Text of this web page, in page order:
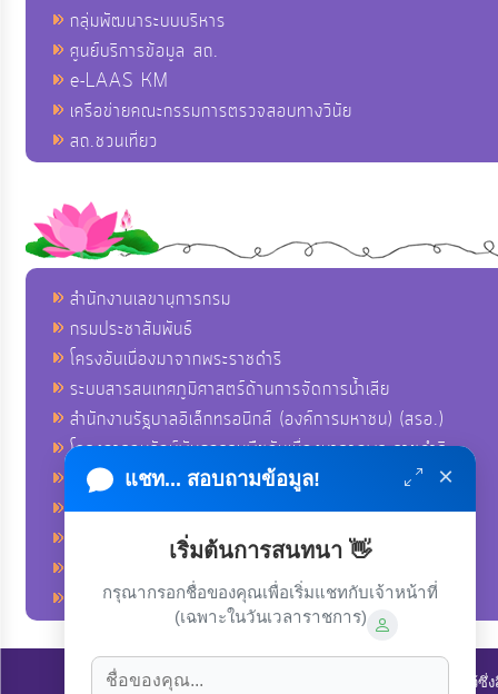
กลุ่มพัฒนาระบบบริหาร
ศูนย์บริการข้อมูล สถ.
e-LAAS KM
เครือข่ายคณะกรรมการตรวจสอบทางวินัย
สถ.ชวนเที่ยว
สำนักงานเลขานุการกรม
กรมประชาสัมพันธ์
โครงอันเนื่องมาจากพระราชดำริ
ระบบสารสนเทศภูมิศาสตร์ด้านการจัดการน้ำเสีย
สำนักงานรัฐบาลอิเล็กทรอนิกส์ (องค์การมหาชน) (สรอ.)
โครงการอนุรักษ์พันธุกรรมพืชอันเนื่องมาจากพระราชดำริ
คลังข่าวมหาไทย
คู่มือตาม พ.ร.บ.อำนวยความสดวกฯ
ฐานข้อมูลหน่วยงานภาครัฐ (INFO)
ศูนย์อำนวยการบริหารจังหวัดชายแดนภาคใต้ ศอ.บต.
ลิขสิทธิ์ © 2022-2023 องค์การบริหารส่วนตำบลนาโพธิ์. ขอสงวนไว้
แชท... สอบถามข้อมูล! ×
เริ่มต้นการสนทนา 👋
กรุณากรอกชื่อของคุณเพื่อเริ่มแชทกับเจ้าหน้าที่
(เฉพาะในวันเวลาราชการ)